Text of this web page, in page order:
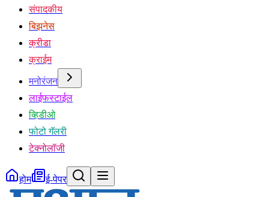
संपादकीय
बिझनेस
क्रीडा
क्राईम
मनोरंजन
लाईफस्टाईल
व्हिडीओ
फोटो गॅलरी
टेक्नोलॉजी
होम ई-पेपर